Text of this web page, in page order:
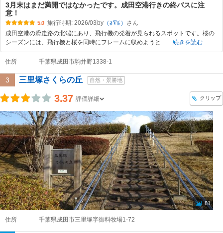
3月末はまだ満開ではなかったです。成田空港行きの終バスに注
意！
5.0 旅行時期: 2026/03 by（≧∇≦）
成田空港の滑走路の北端にあり、飛行機の発着が見られるスポットです。桜の
シーズンには、飛行機と桜を同時にフレームに収めようと
続きを読む
住所 千葉県成田市駒井野1338-1
3 三里塚さくらの丘 自然・景勝地
3.37 評価詳細 クリップ
81
住所 千葉県成田市三里塚字御料牧場1-72